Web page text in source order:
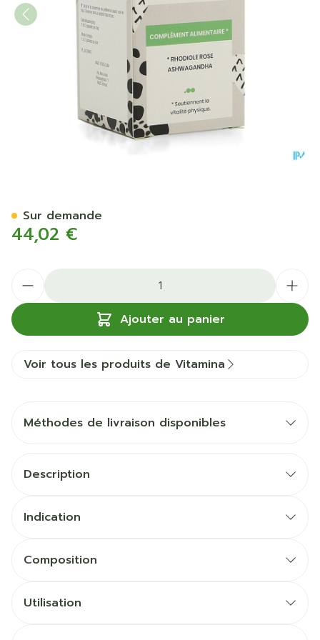
44,02 €
Ajouter au panier
Sur demande
Voir tous les produits de Vitamina
Méthodes de livraison disponibles
Description
Indication
Composition
Utilisation